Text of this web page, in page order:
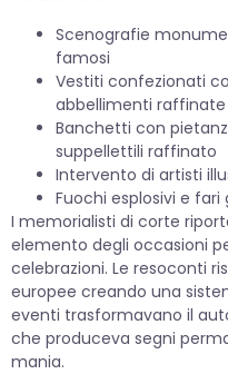
Scenografie
famosi
Vestiti confezionati
abbellimenti raffinate
Banchetti con
suppellettili raffinato
Intervento di artisti
Fuochi esplosivi e fari
I memorialisti di corte
elemento degli occasioni
celebrazioni. Le resoconti
europee creando una
eventi trasformavano il
che produceva segni
mania.